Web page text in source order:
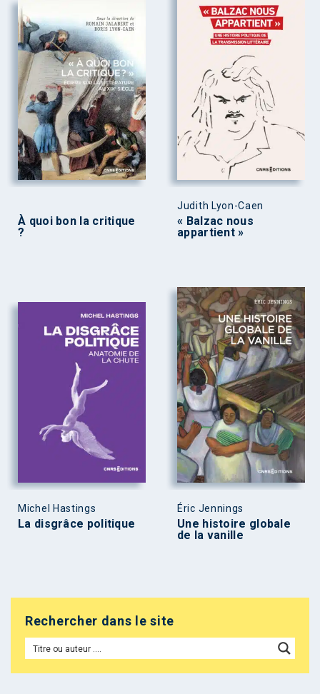
À quoi bon la critique
?
Judith Lyon-Caen
« Balzac nous
appartient »
Michel Hastings
La disgrâce politique
Éric Jennings
Une histoire globale
de la vanille
Rechercher dans le site